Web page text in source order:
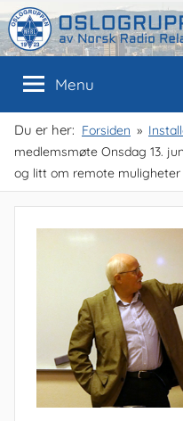
Skip
to
content
Oslogruppen
av
NRRL
Oslo
Menu
Du er her: Forsiden
medlemsmøte Onsdag 13.
og litt om remote muligheter